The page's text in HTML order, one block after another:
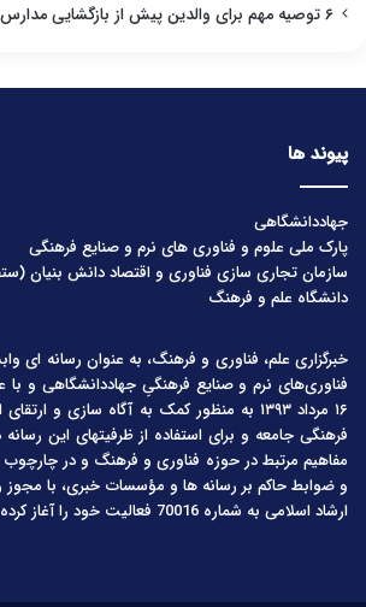
۶ توصیه مهم برای والدین پیش از بازگشایی مدارس
پیوند ها
جهاددانشگاهی
پارک ملی علوم و فناوری های نرم و صنایع فرهنگی
سازمان تجاری سازی فناوری و اقتصاد دانش بنیان
دانشگاه علم و فرهنگ
خبرگزاری علم، فناوری و فرهنگ، به عنوان رسانه ای
فناوری‌های نرم و صنایع فرهنگیِ جهاددانشگاهی و با
۱۶ مرداد ۱۳۹۳ به منظور کمک به آگاه سازی و
فرهنگی جامعه و برای استفاده از ظرفیتهای این
مفاهیم مرتبط در حوزه فناوری و فرهنگ و در
و ضوابط حاکم بر رسانه ها و مؤسسات خبری، با
ارشاد اسلامی به شماره 70016 فعالیت خود را آغاز کرده است.